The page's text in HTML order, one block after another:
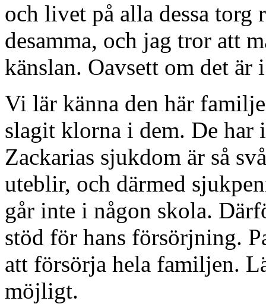
och livet på alla dessa
desamma, och jag tror att
känslan. Oavsett om det
Vi lär känna den här
slagit klorna i dem. De har
Zackarias sjukdom är så
uteblir, och därmed
går inte i någon skola.
stöd för hans försörjning.
att försörja hela familjen.
möjligt.